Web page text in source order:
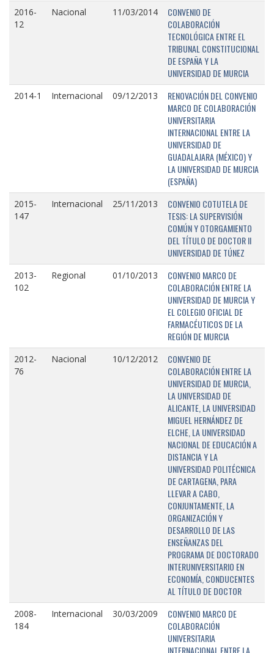
2016-
12
Nacional 11/03/2014
CONVENIO DE
COLABORACIÓN
TECNOLÓGICA ENTRE EL
TRIBUNAL CONSTITUCIONAL
DE ESPAÑA Y LA
UNIVERSIDAD DE MURCIA
2014-1 Internacional 09/12/2013
RENOVACIÓN DEL CONVENIO
MARCO DE COLABORACIÓN
UNIVERSITARIA
INTERNACIONAL ENTRE LA
UNIVERSIDAD DE
GUADALAJARA (MÉXICO) Y
LA UNIVERSIDAD DE MURCIA
(ESPAÑA)
2015-
147
Internacional 25/11/2013
CONVENIO COTUTELA DE
TESIS: LA SUPERVISIÓN
COMÚN Y OTORGAMIENTO
DEL TÍTULO DE DOCTOR II
UNIVERSIDAD DE TÚNEZ
2013-
102
Regional 01/10/2013
CONVENIO MARCO DE
COLABORACIÓN ENTRE LA
UNIVERSIDAD DE MURCIA Y
EL COLEGIO OFICIAL DE
FARMACÉUTICOS DE LA
REGIÓN DE MURCIA
2012-
76
Nacional 10/12/2012
CONVENIO DE
COLABORACIÓN ENTRE LA
UNIVERSIDAD DE MURCIA,
LA UNIVERSIDAD DE
ALICANTE, LA UNIVERSIDAD
MIGUEL HERNÁNDEZ DE
ELCHE, LA UNIVERSIDAD
NACIONAL DE EDUCACIÓN A
DISTANCIA Y LA
UNIVERSIDAD POLITÉCNICA
DE CARTAGENA, PARA
LLEVAR A CABO,
CONJUNTAMENTE, LA
ORGANIZACIÓN Y
DESARROLLO DE LAS
ENSEÑANZAS DEL
PROGRAMA DE DOCTORADO
INTERUNIVERSITARIO EN
ECONOMÍA, CONDUCENTES
AL TÍTULO DE DOCTOR
2008-
184
Internacional 30/03/2009
CONVENIO MARCO DE
COLABORACIÓN
UNIVERSITARIA
INTERNACIONAL ENTRE LA